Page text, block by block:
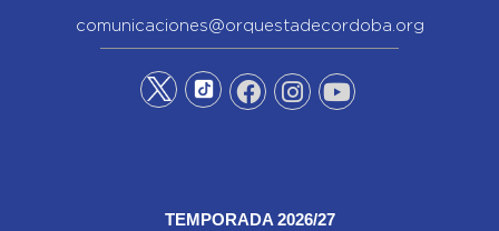
comunicaciones@orquestadecordoba.org
TEMPORADA 2026/27